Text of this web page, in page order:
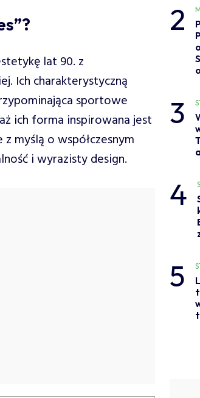
lat 90. z
Ich charakterystyczną
sportowe
ich forma inspirowana jest
myślą o współczesnym
i wyrazisty design.
2
3
4
5